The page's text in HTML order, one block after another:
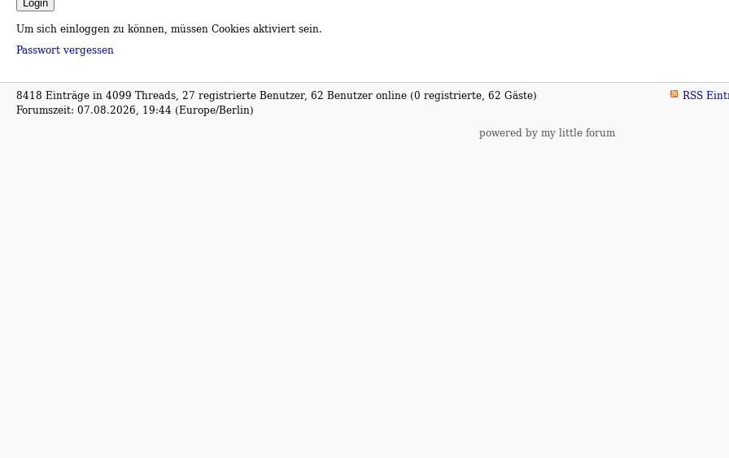
Um sich einloggen zu können, müssen Cookies aktiviert sein.
Passwort vergessen
8418 Einträge in 4099 Threads, 27 registrierte Benutzer, 62 Benutzer online (0 registrierte, 62 Gäste)
Forumszeit: 07.08.2026, 19:44 (Europe/Berlin)
RSS
powered by my little forum